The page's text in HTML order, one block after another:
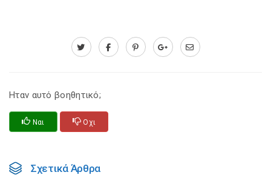
Ηταν αυτό βοηθητικό;
Ναι Οχι
Σχετικά Άρθρα